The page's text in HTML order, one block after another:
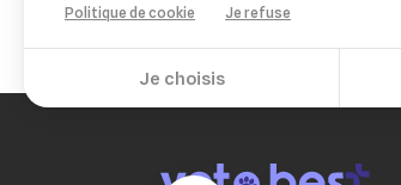
Politique de cookie Je refuse
Je choisis